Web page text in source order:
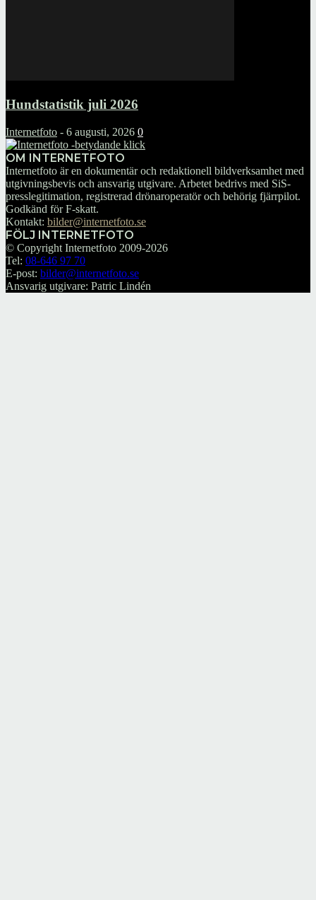
Hundstatistik juli 2026
Internetfoto - 6 augusti, 2026 0
OM INTERNETFOTO
Internetfoto är en dokumentär och redaktionell bildverksamhet med
utgivningsbevis och ansvarig utgivare. Arbetet bedrivs med SiS-
presslegitimation, registrerad drönaroperatör och behörig fjärrpilot.
Godkänd för F-skatt.
Kontakt: bilder@internetfoto.se
FÖLJ INTERNETFOTO
© Copyright Internetfoto 2009-2026
Tel: 08-646 97 70
E-post: bilder@internetfoto.se
Ansvarig utgivare: Patric Lindén